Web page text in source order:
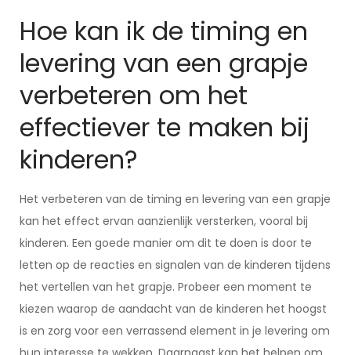
Hoe kan ik de timing en
levering van een grapje
verbeteren om het
effectiever te maken bij
kinderen?
Het verbeteren van de timing en levering van een grapje
kan het effect ervan aanzienlijk versterken, vooral bij
kinderen. Een goede manier om dit te doen is door te
letten op de reacties en signalen van de kinderen tijdens
het vertellen van het grapje. Probeer een moment te
kiezen waarop de aandacht van de kinderen het hoogst
is en zorg voor een verrassend element in je levering om